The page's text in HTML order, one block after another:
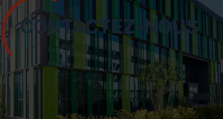
CONTACTEZ-NOUS